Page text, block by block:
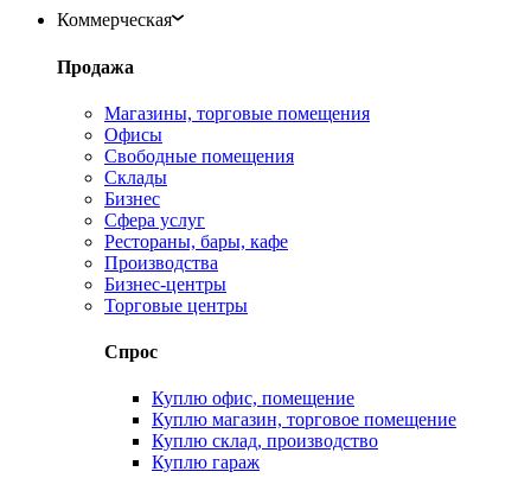
Коммерческая
Продажа
Магазины, торговые помещения
Офисы
Свободные помещения
Склады
Бизнес
Сфера услуг
Рестораны, бары, кафе
Производства
Бизнес-центры
Торговые центры
Спрос
Куплю офис, помещение
Куплю магазин, торговое помещение
Куплю склад, производство
Куплю гараж